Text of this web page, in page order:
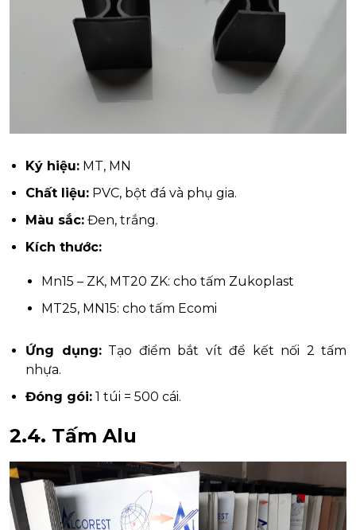
Ký hiệu: MT, MN
Chất liệu: PVC, bột đá và phụ gia.
Màu sắc: Đen, trắng.
Kích thước:
Mn15 – ZK, MT20 ZK: cho tấm Zukoplast
MT25, MN15: cho tấm Ecomi
Ứng dụng:Tạo điểm bắt vít để kết nối 2 tấm
nhựa.
Đóng gói: 1 túi = 500 cái.
2.4. Tấm Alu